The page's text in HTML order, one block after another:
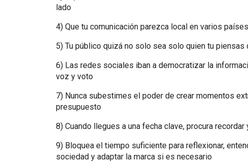
lado
4) Que tu comunicación parezca local en varios
5) Tu público quizá no solo sea solo quien tu piensas
6) Las redes sociales iban a democratizar la
voz y voto
7) Nunca subestimes el poder de crear momentos
presupuesto
8) Cuando llegues a una fecha clave, procura
9) Bloquea el tiempo suficiente para reflexionar,
sociedad y adaptar la marca si es necesario